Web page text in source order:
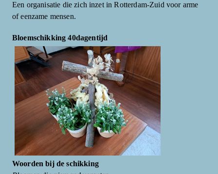
Een organisatie die zich inzet in Rotterdam-Zuid voor arme
of eenzame mensen.
Bloemschikking 40dagentijd
Woorden bij de schikking